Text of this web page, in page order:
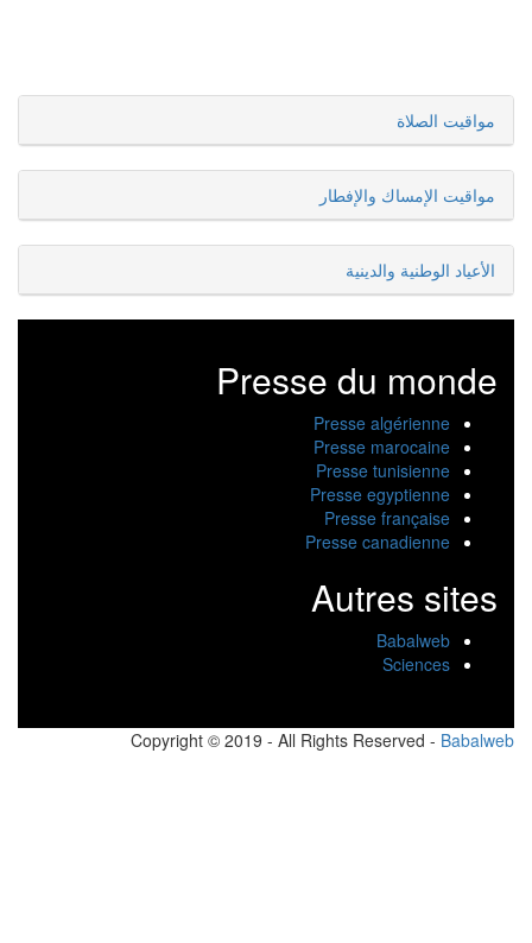
مواقيت الصلاة
مواقيت الإمساك والإفطار
الأعياد الوطنية والدينية
Presse du monde
Presse algérienne
Presse marocaine
Presse tunisienne
Presse egyptienne
Presse française
Presse canadienne
Autres sites
Babalweb
Sciences
Copyright © 2019 - All Rights Reserved -